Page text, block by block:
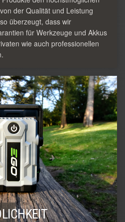
der Qualität und Leistung
überzeugt, dass wir
für Werkzeuge und Akkus
wie auch professionellen